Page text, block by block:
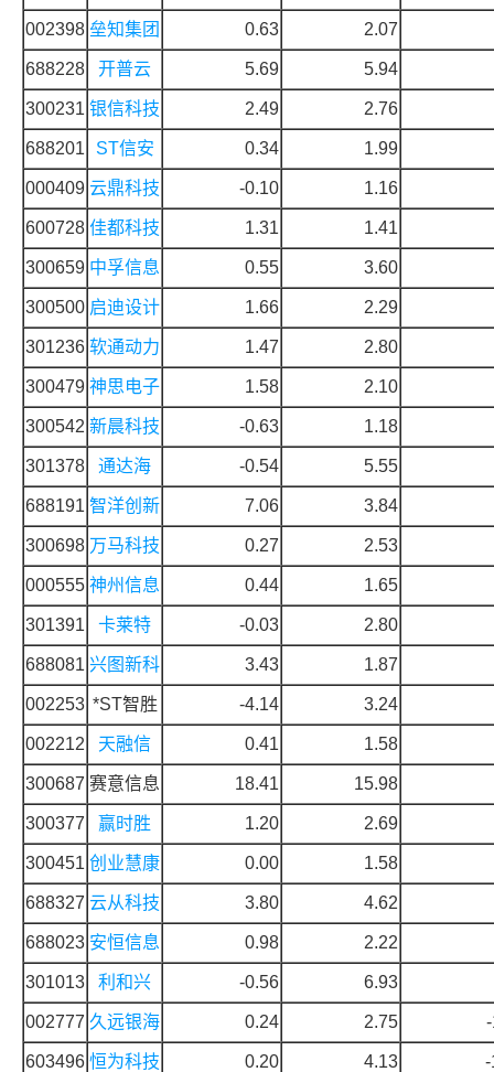
002398 垒知集团 0.63 2.07
688228 开普云 5.69 5.94
300231 银信科技 2.49 2.76
688201 ST信安 0.34 1.99
000409 云鼎科技 -0.10 1.16
600728 佳都科技 1.31 1.41
300659 中孚信息 0.55 3.60
300500 启迪设计 1.66 2.29
301236 软通动力 1.47 2.80
300479 神思电子 1.58 2.10
300542 新晨科技 -0.63 1.18
301378 通达海 -0.54 5.55
688191 智洋创新 7.06 3.84
300698 万马科技 0.27 2.53
000555 神州信息 0.44 1.65
301391 卡莱特 -0.03 2.80
688081 兴图新科 3.43 1.87
002253 *ST智胜 -4.14 3.24
002212 天融信 0.41 1.58
300687 赛意信息 18.41 15.98
300377 赢时胜 1.20 2.69
300451 创业慧康 0.00 1.58
688327 云从科技 3.80 4.62
688023 安恒信息 0.98 2.22
301013 利和兴 -0.56 6.93
002777 久远银海 0.24 2.75
603496 恒为科技 0.20 4.13 -